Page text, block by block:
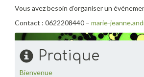
Vous avez besoin d’organiser un
Contact : 0622208440 – marie-
Pratique
Bienvenue